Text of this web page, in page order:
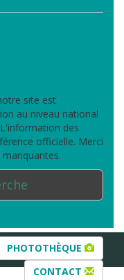
site est
au niveau national
des
officielle. Merci
PHOTOTHÈQUE
CONTACT